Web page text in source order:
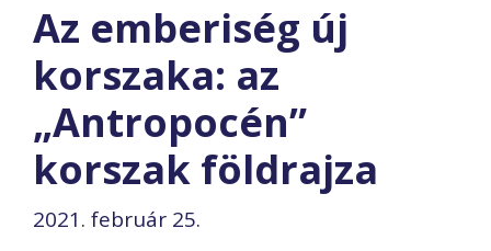
Az emberiség új
korszaka: az
„Antropocén”
korszak földrajza
2021. február 25.